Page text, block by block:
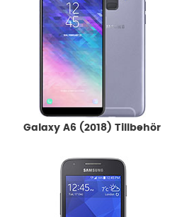
Galaxy A6 (2018) Tillbehör